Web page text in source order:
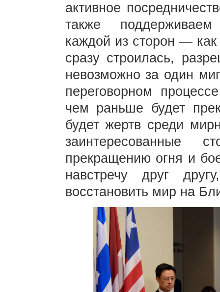
активное
также
каждой из сторон —
сразу строилась,
невозможно за один
переговорном
чем раньше будет
будет жертв среди
заинтересованные
прекращению огня и
навстречу друг
восстановить мир на